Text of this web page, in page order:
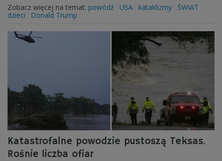
Zobacz więcej na temat: powódź USA kataklizmy ŚWIAT
dzieci
Donald Trump
Katastrofalne powodzie pustoszą Teksas.
Rośnie liczba ofiar